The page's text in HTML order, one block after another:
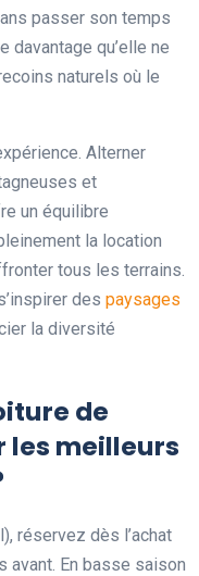
passer son temps
davantage qu’elle ne
naturels où le
Alterner
et
un équilibre
la location
tous les terrains.
des paysages
la diversité
de
meilleurs
réservez dès l’achat
avant. En basse saison